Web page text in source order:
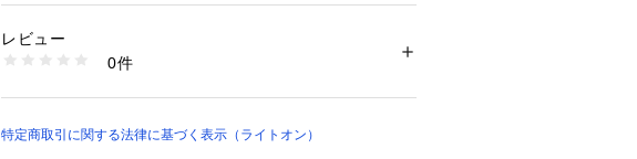
【素材】
ポリエステルカルゼを使用したこのジャケットは、軽や
め、忙しい日常でもスマートに着こなせます。
生産国：カンボジア製
1109600000838
レビュー
0件
特定商取引に関する法律に基づく表示（ライトオン）